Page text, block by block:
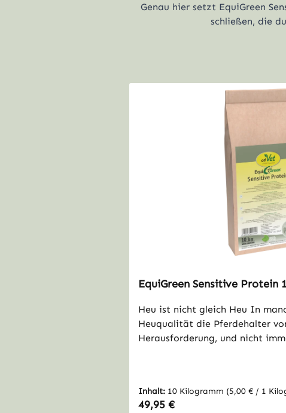
Genau hier setzt EquiGreen
schließen, die
EquiGreen Sensitive Protein
Heu ist nicht gleich Heu In manchen Jahren stellt die
Heuqualität die Pferdehalter
Herausforderung, und nicht
im Vergleich dazu sehr hohe
sind die Baustoffe des Körpers.
Inhalt: 10 Kilogramm (5,00 € / 1
Regulärer Preis:
49,95 €